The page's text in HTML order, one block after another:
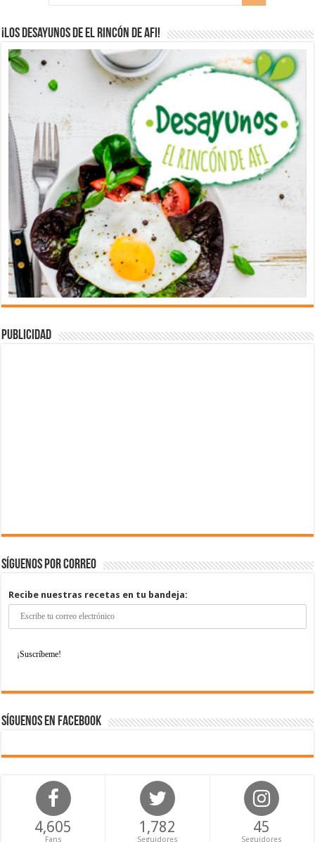
¡Los desayunos de El Rincón de Afi!
Publicidad
Síguenos por correo
Recibe nuestras recetas en tu bandeja:
Síguenos en Facebook
4,605
Fans
1,782
Seguidores
45
Seguidores